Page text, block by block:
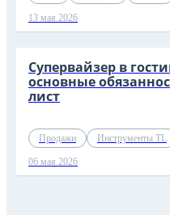
13 мая 2026
Супервайзер в
основные
лист
Продажи Инструменты TL
06 мая 2026